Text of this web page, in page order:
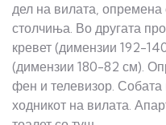
дел на вилата, опремена
столчиња. Во другата
кревет (димензии 192-
(димензии 180-82 см).
фен и телевизор. Собата
ходникот на вилата.